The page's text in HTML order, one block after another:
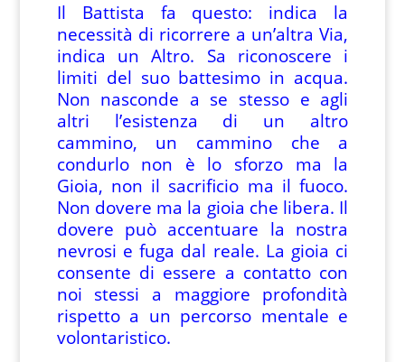
Il Battista fa questo: indica la
necessità di ricorrere a un’altra Via,
indica un Altro. Sa riconoscere i
limiti del suo battesimo in acqua.
Non nasconde a se stesso e agli
altri l’esistenza di un altro
cammino, un cammino che a
condurlo non è lo sforzo ma la
Gioia, non il sacrificio ma il fuoco.
Non dovere ma la gioia che libera. Il
dovere può accentuare la nostra
nevrosi e fuga dal reale. La gioia ci
consente di essere a contatto con
noi stessi a maggiore profondità
rispetto a un percorso mentale e
volontaristico.